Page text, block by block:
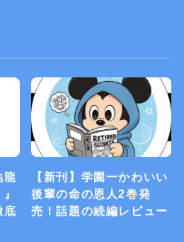
龍
底
【新刊】学園一かわいい
後輩の命の恩人2巻発
売！話題の続編レビュー